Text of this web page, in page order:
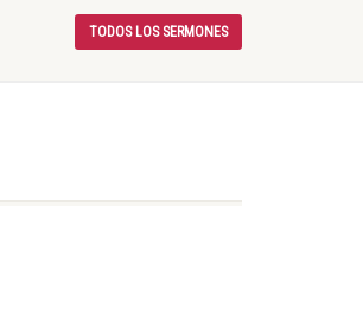
TODOS LOS SERMONES